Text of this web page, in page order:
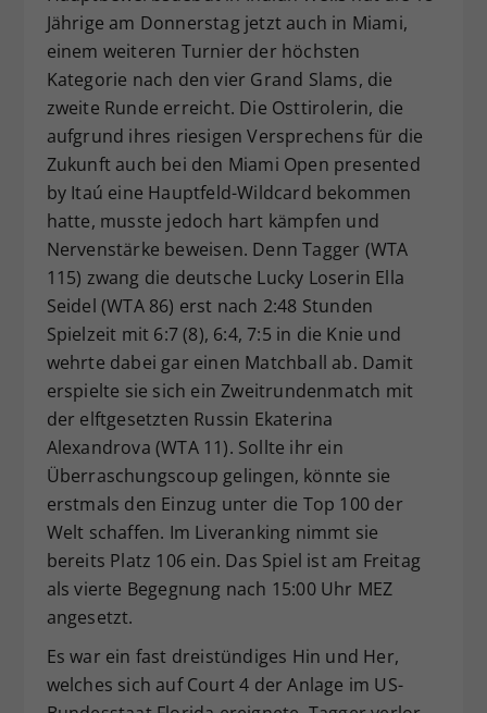
Jährige am Donnerstag jetzt auch in Miami,
einem weiteren Turnier der höchsten
Kategorie nach den vier Grand Slams, die
zweite Runde erreicht. Die Osttirolerin, die
aufgrund ihres riesigen Versprechens für die
Zukunft auch bei den Miami Open presented
by Itaú eine Hauptfeld-Wildcard bekommen
hatte, musste jedoch hart kämpfen und
Nervenstärke beweisen. Denn Tagger (WTA
115) zwang die deutsche Lucky Loserin Ella
Seidel (WTA 86) erst nach 2:48 Stunden
Spielzeit mit 6:7 (8), 6:4, 7:5 in die Knie und
wehrte dabei gar einen Matchball ab. Damit
erspielte sie sich ein Zweitrundenmatch mit
der elftgesetzten Russin Ekaterina
Alexandrova (WTA 11). Sollte ihr ein
Überraschungscoup gelingen, könnte sie
erstmals den Einzug unter die Top 100 der
Welt schaffen. Im Liveranking nimmt sie
bereits Platz 106 ein. Das Spiel ist am Freitag
als vierte Begegnung nach 15:00 Uhr MEZ
angesetzt.
Es war ein fast dreistündiges Hin und Her,
welches sich auf Court 4 der Anlage im US-
Zweck
Dieser Wert speichert Ihre Consent-
Einstellungen. Unter anderem eine
zufällig generierte ID, für die
historische Speicherung Ihrer
vorgenommen Einstellungen, falls der
Webseiten-Betreiber dies eingestellt
hat.